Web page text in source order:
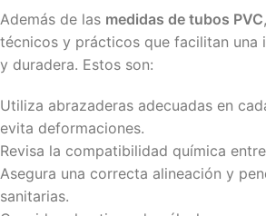
Además de las medidas de tubos PVC
técnicos y prácticos que facilitan una
y duradera. Estos son:
Utiliza abrazaderas adecuadas en
evita deformaciones.
Revisa la compatibilidad química
Asegura una correcta alineación y
sanitarias.